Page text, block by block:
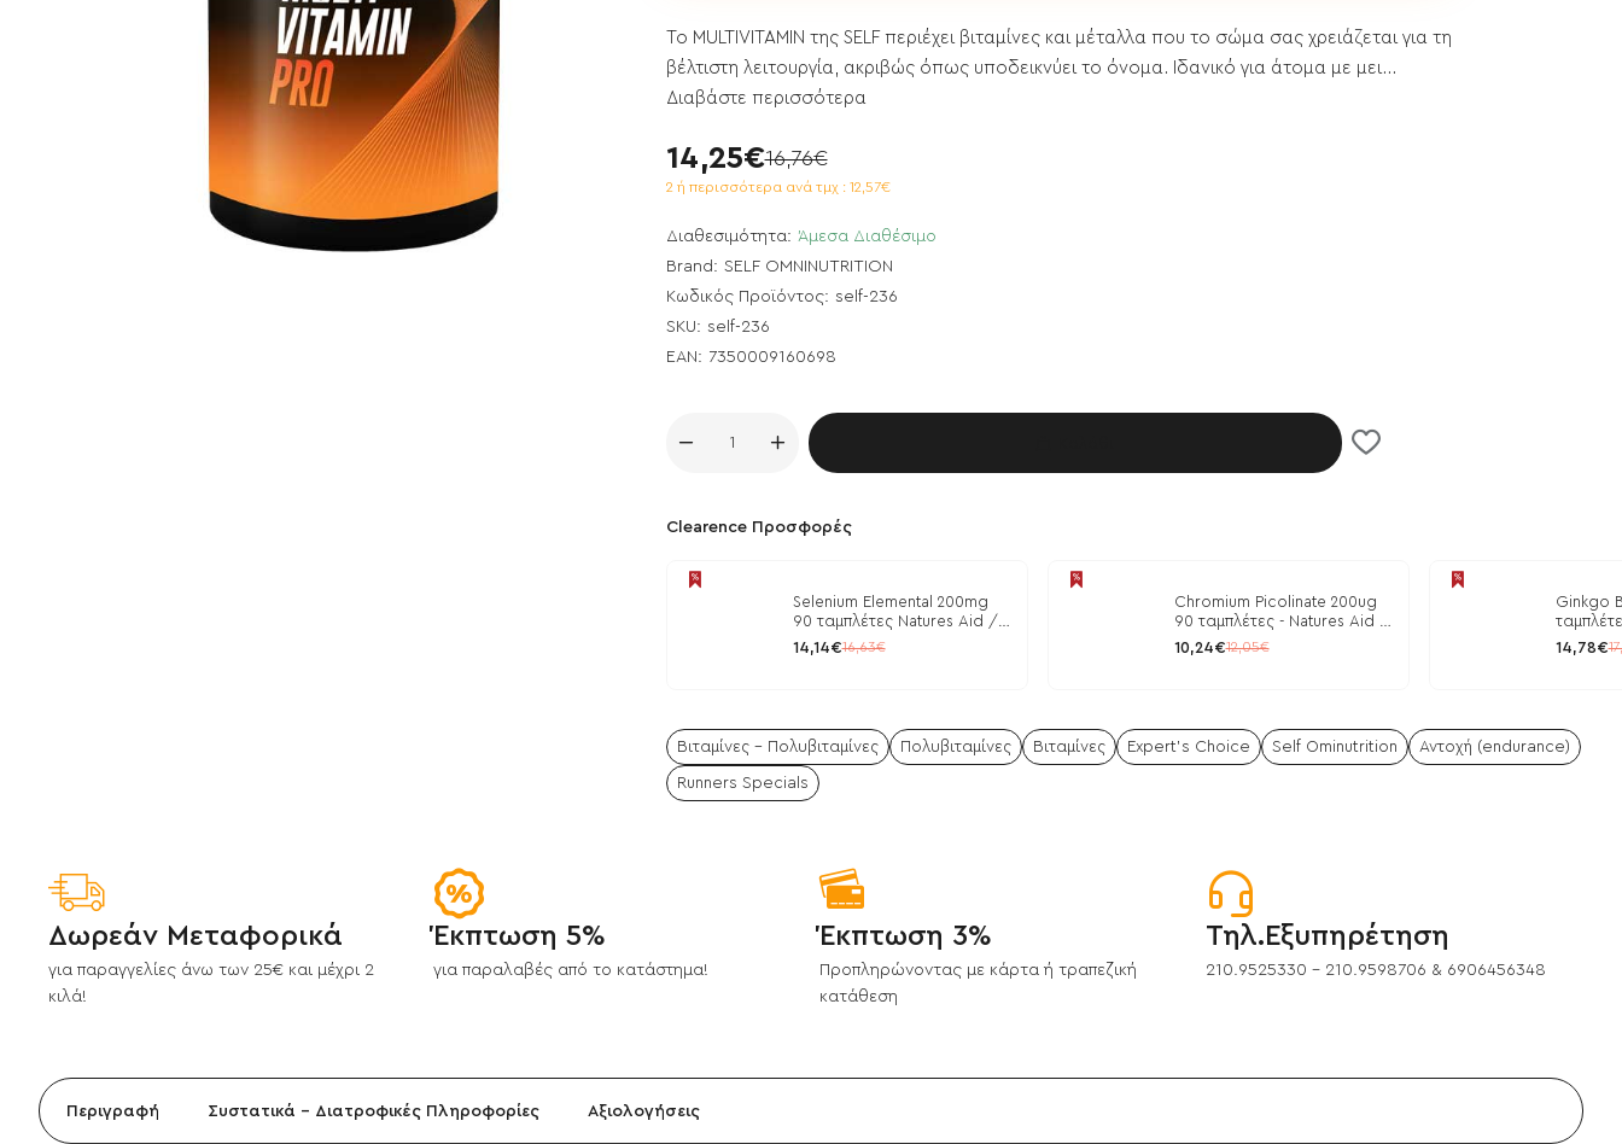
Το MULTIVITAMIN της SELF περιέχει βιταμίνες και μέταλλα που το σώμα σας χρειάζεται για τη
βέλτιστη λειτουργία, ακριβώς όπως υποδεικνύει το όνομα. Ιδανικό για άτομα με μει...
Διαβάστε περισσότερα
Διαθεσιμότητα: Άμεσα Διαθέσιμο
Brand: SELF OMNINUTRITION
Κωδικός Προϊόντος: self-236
SKU: self-236
EAN: 7350009160698
14,25€16,76€
2 ή περισσότερα ανά τμχ : 12,57€
Clearence Προσφορές
Selenium Elemental 200mg
90 ταμπλέτες Natures Aid /
Μέταλλα
14,14€16,63€
Chromium Picolinate 200ug
90 ταμπλέτες - Natures Aid /
Ρύθμιση Γλυκόζης
10,24€12,05€
Ginkgo
14,78€
Βιταμίνες - Πολυβιταμίνες Πολυβιταμίνες Βιταμίνες Expert's Choice Self Ominutrition Αντοχή (endurance)
Runners Specials
Δωρεάν Μεταφορικά
για παραγγελίες άνω των 25€ και μέχρι 2
κιλά!
Έκπτωση 5%
για παραλαβές από το κατάστημα!
Έκπτωση 3%
Προπληρώνοντας με κάρτα ή τραπεζική
κατάθεση
Τηλ.Εξυπηρέτηση
210.9525330 - 210.9598706 & 6906456348
Περιγραφή Συστατικά - Διατροφικές Πληροφορίες Αξιολογήσεις